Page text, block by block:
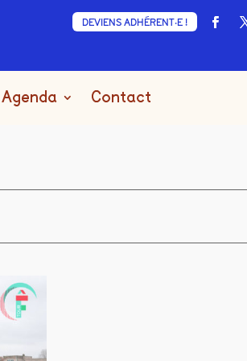
DEVIENS ADHÉRENT·E !
Agenda Contact